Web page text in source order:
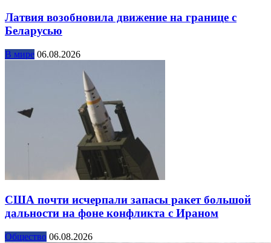
Латвия возобновила движение на границе с
Беларусью
В мире 06.08.2026
США почти исчерпали запасы ракет большой
дальности на фоне конфликта с Ираном
Общество 06.08.2026